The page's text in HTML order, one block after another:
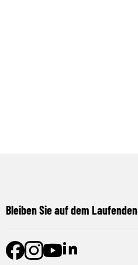
Bleiben Sie auf dem Laufenden